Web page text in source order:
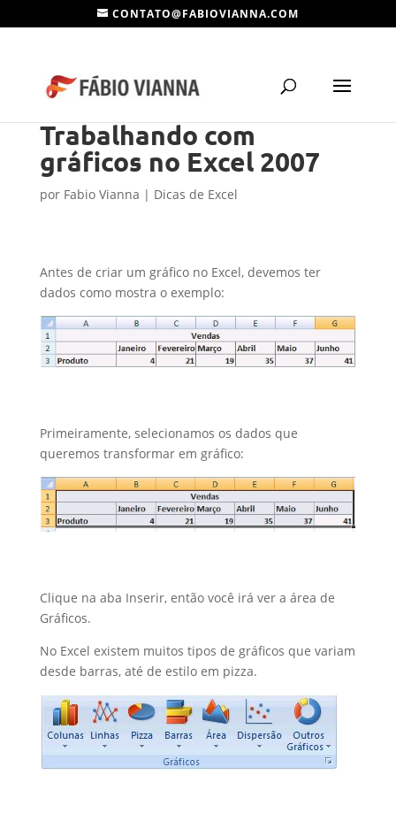
CONTATO@FABIOVIANNA.COM
Trabalhando com
gráficos no Excel 2007
por Fabio Vianna | Dicas de Excel
Antes de criar um gráfico no Excel, devemos ter
dados como mostra o exemplo:
Primeiramente, selecionamos os dados que
queremos transformar em gráfico:
Clique na aba Inserir, então você irá ver a área de
Gráficos.
No Excel existem muitos tipos de gráficos que variam
desde barras, até de estilo em pizza.